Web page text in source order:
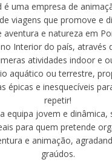
é uma empresa de
viagens que promove e
aventura e natureza em
Interior do país, através
atividades indoor e
aquático ou terrestre,
épicas e inesquecíveis
repetir!
equipa jovem e dinâmica,
para quem pretende
e animação,
graúdos.